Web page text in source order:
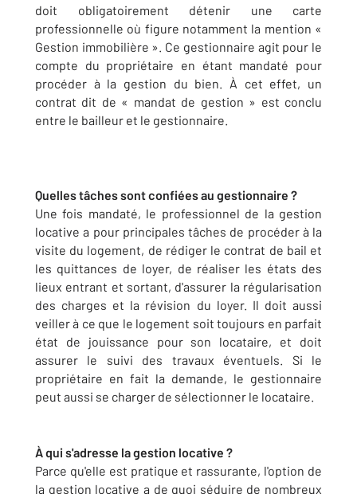
doit obligatoirement détenir une carte
professionnelle où figure notamment la mention «
Gestion immobilière ». Ce gestionnaire agit pour le
compte du propriétaire en étant mandaté pour
procéder à la gestion du bien. À cet effet, un
contrat dit de « mandat de gestion » est conclu
entre le bailleur et le gestionnaire.
Quelles tâches sont confiées au gestionnaire ?
Une fois mandaté, le professionnel de la gestion
locative a pour principales tâches de procéder à la
visite du logement, de rédiger le contrat de bail et
les quittances de loyer, de réaliser les états des
lieux entrant et sortant, d'assurer la régularisation
des charges et la révision du loyer. Il doit aussi
veiller à ce que le logement soit toujours en parfait
état de jouissance pour son locataire, et doit
assurer le suivi des travaux éventuels. Si le
propriétaire en fait la demande, le gestionnaire
peut aussi se charger de sélectionner le locataire.
À qui s'adresse la gestion locative ?
Parce qu'elle est pratique et rassurante, l'option de
la gestion locative a de quoi séduire de nombreux